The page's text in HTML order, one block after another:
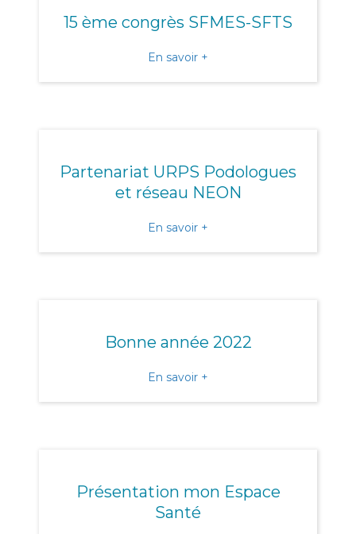
15 ème congrès SFMES-SFTS
En savoir +
Partenariat URPS Podologues
et réseau NEON
En savoir +
Bonne année 2022
En savoir +
Présentation mon Espace
Santé